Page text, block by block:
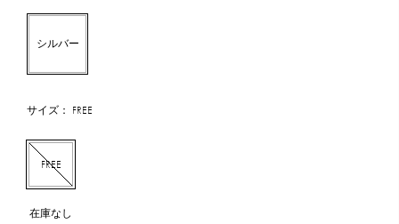
シルバー
サイズ： FREE
FREE
在庫なし